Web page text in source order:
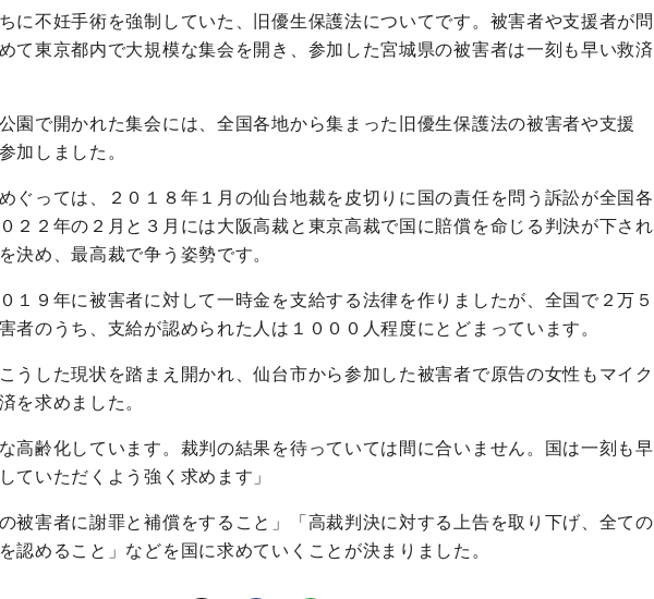
に不妊手術を強制していた、旧優生保護法についてです。被害者や支援者が問
て東京都内で大規模な集会を開き、参加した宮城県の被害者は一刻も早い救済
園で開かれた集会には、全国各地から集まった旧優生保護法の被害者や支援
加しました。
ぐっては、２０１８年１月の仙台地裁を皮切りに国の責任を問う訴訟が全国各
２２年の２月と３月には大阪高裁と東京高裁で国に賠償を命じる判決が下され
決め、最高裁で争う姿勢です。
１９年に被害者に対して一時金を支給する法律を作りましたが、全国で２万５
者のうち、支給が認められた人は１０００人程度にとどまっています。
うした現状を踏まえ開かれ、仙台市から参加した被害者で原告の女性もマイク
を求めました。
高齢化しています。裁判の結果を待っていては間に合いません。国は一刻も早
ていただくよう強く求めます」
被害者に謝罪と補償をすること」「高裁判決に対する上告を取り下げ、全ての
認めること」などを国に求めていくことが決まりました。